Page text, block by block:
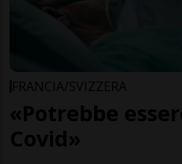
FRANCIA/SVIZZERA
«Potrebbe
Covid»